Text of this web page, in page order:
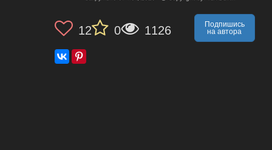
12 0 1126
Подпишись
на автора